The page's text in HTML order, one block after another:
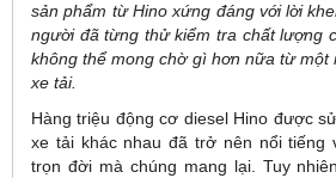
sản phẩm từ Hino xứng đáng với lời
người đã từng thử kiểm tra chất lượng
không thể mong chờ gì hơn nữa từ một
xe tải.
Hàng triệu động cơ diesel Hino được
xe tải khác nhau đã trở nên nổi tiếng
trọn đời mà chúng mang lại. Tuy